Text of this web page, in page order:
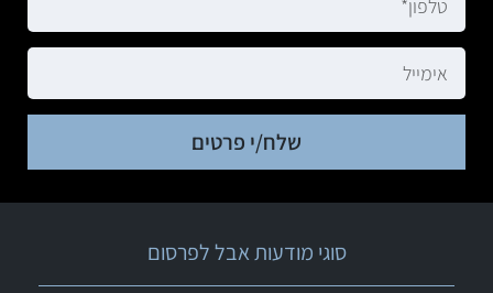
שלח/י פרטים
סוגי מודעות אבל לפרסום